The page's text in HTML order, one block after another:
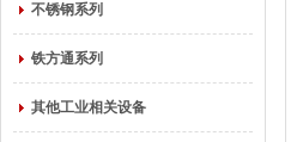
不锈钢系列
铁方通系列
其他工业相关设备